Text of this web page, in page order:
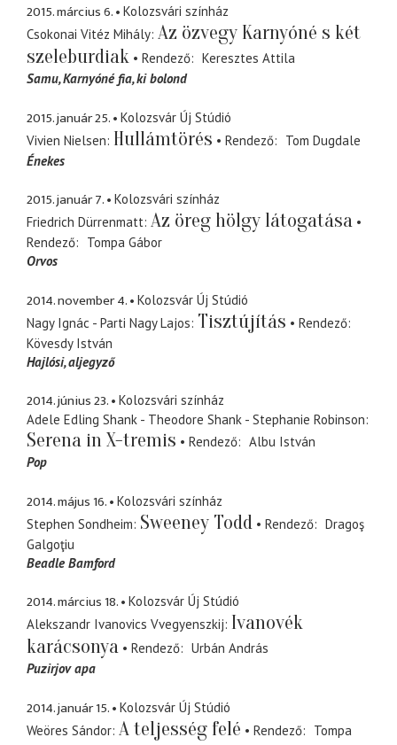
2015. március 6.
Kolozsvári színház
Csokonai Vitéz Mihály Az özvegy Karnyóné s két
szeleburdiak
Rendező
Keresztes Attila
Samu Karnyóné fia, ki bolond
2015. január 25.
Kolozsvár Új Stúdió
Vivien Nielsen Hullámtörés Rendező
Tom Dugdale
Énekes
2015. január 7.
Kolozsvári színház
Friedrich Dürrenmatt Az öreg hölgy látogatása
Rendező
Tompa Gábor
Orvos
2014. november 4.
Kolozsvár Új Stúdió
Nagy Ignác - Parti Nagy Lajos Tisztújítás
Rendező
Kövesdy István
Hajlósi aljegyző
2014. június 23.
Kolozsvári színház
Adele Edling Shank - Theodore Shank - Stephanie Robinson
Serena in X-tremis Rendező
Albu István
Pop
2014. május 16.
Kolozsvári színház
Stephen Sondheim Sweeney Todd Rendező
Dragoş
Galgoţiu
Beadle Bamford
2014. március 18.
Kolozsvár Új Stúdió
Alekszandr Ivanovics Vvegyenszkij Ivanovék
karácsonya
Rendező
Urbán András
Puzirjov apa
2014. január 15.
Kolozsvár Új Stúdió
Weöres Sándor A teljesség felé Rendező
Tompa